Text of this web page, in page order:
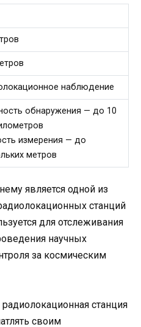
наблюдение
обнаружения — до 10
измерения — до
метров
является одной из
станций
для отслеживания
научных
за космическим
станция
своим